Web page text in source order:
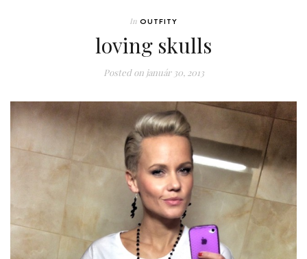
In OUTFITY
loving skulls
Posted onjanuár 30, 2013